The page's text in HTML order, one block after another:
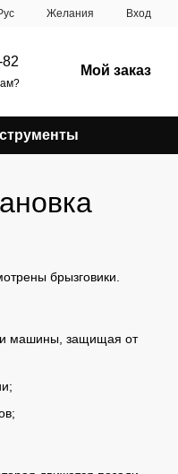
Желания Вход
Мой заказ
брызговики.
машины, защищая от